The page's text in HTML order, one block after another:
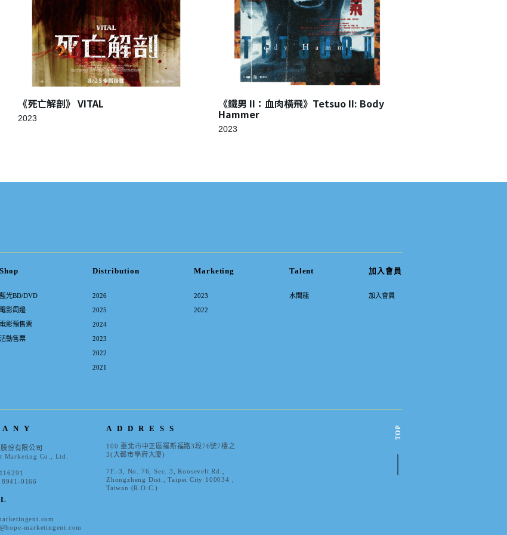
《死亡解剖》 VITAL
2023
《鐵男 II：血肉橫飛》Tetsuo II: Body
Hammer
2023
Shop
藍光BD/DVD
電影周邊
電影預售票
活動售票
Distribution
2026
2025
2024
2023
2022
2021
Marketing
2023
2022
Talent
水間龍
加入會員
加入會員
份有限公司
Marketing Co., Ltd.
0166
marketingent.com
ADDRESS
100 臺北市中正區羅斯福路3段76號7樓之
3(大都市學府大廈)
7F.-3, No. 76, Sec. 3, Roosevelt Rd.,
Zhongzheng Dist., Taipei City 100034 ,
Taiwan (R.O.C.)
TOP